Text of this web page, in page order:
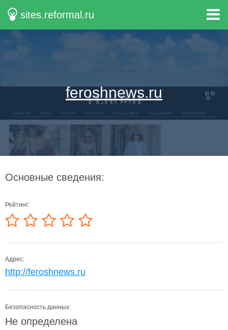
sites.reformal.ru
feroshnews.ru
Основные сведения:
Рейтинг:
Адрес:
http://feroshnews.ru
Безопасность данных:
Не определена